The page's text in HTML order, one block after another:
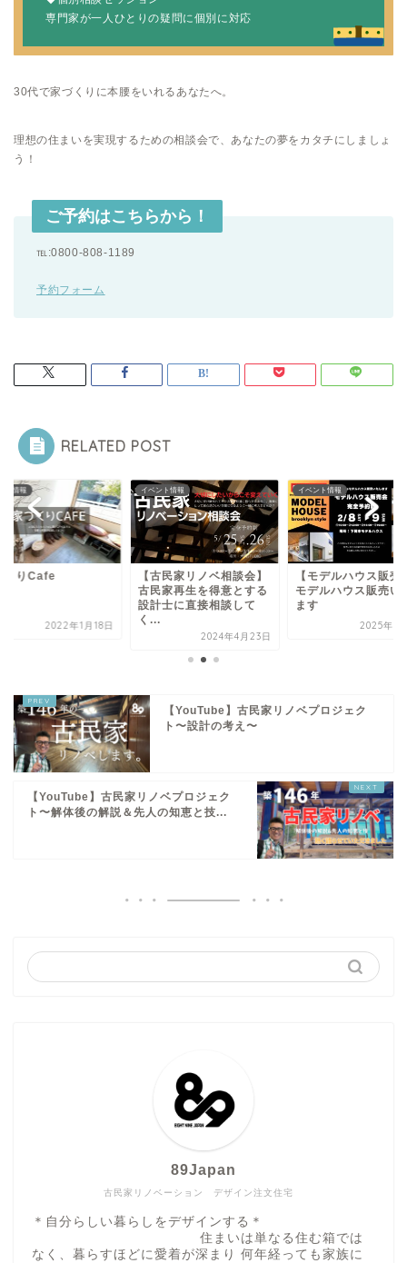
専門家が一人ひとりの疑問に個別に対応
30代で家づくりに本腰をいれるあなたへ。
理想の住まいを実現するための相談会で、あなたの夢をカタチにしましょ
う！
ご予約はこちらから！
℡:0800-808-1189
予約フォーム
RELATED POST
ト情報
くりCafe
2022年1月18日
イベント情報
【古民家リノベ相談会】
古民家再生を得意とする
設計士に直接相談して
く...
2024年4月23日
イベント情報
【モデルハウス販売
モデルハウス販売い
ます
2025年1
【YouTube】古民家リノベプロジェク
ト〜設計の考え〜
【YouTube】古民家リノベプロジェク
ト〜解体後の解説＆先人の知恵と技...
古民家リノベーション デザイン注文住宅
89Japan
＊自分らしい暮らしをデザインする＊
住まいは単なる住む箱では
なく、暮らすほどに愛着が深まり 何年経っても家族に